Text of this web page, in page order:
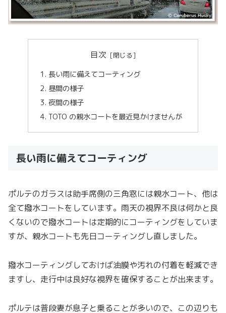
目次
長い雨に備えてコーティング
昼間の様子
夜間の様子
TOTO の親水コートを最近見かけませんが
長い雨に備えてコーティング
ポルテのガラスは助手席側の三角窓には親水コート、他は
全て撥水コートをしています。雨天の視界不良は何かと良
くないので撥水コートは定期的にコーティングをしていま
すが、親水コートも先日コーティングし直しました。
撥水コーティングしておけば油膜や汚れの付着を軽減でき
ますし、走行中は良好な視界を確保することが出来ます。
ポルテは普段妻が息子と乗ることが多いので、この辺りも